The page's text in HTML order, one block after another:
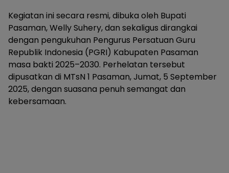
Kegiatan ini secara resmi, dibuka oleh Bupati
Pasaman, Welly Suhery, dan sekaligus dirangkai
dengan pengukuhan Pengurus Persatuan Guru
Republik Indonesia (PGRI) Kabupaten Pasaman
masa bakti 2025–2030. Perhelatan tersebut
dipusatkan di MTsN 1 Pasaman, Jumat, 5 September
2025, dengan suasana penuh semangat dan
kebersamaan.